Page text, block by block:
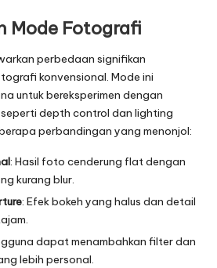
Mode Fotografi
perbedaan signifikan
konvensional. Mode ini
untuk bereksperimen dengan
depth control dan lighting
perbandingan yang menonjol:
: Hasil foto cenderung flat dengan
kurang blur.
: Efek bokeh yang halus dan detail
dapat menambahkan filter dan
lebih personal.